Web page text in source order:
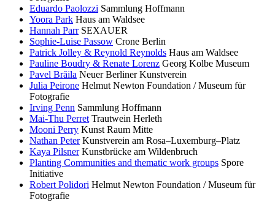
Eduardo Paolozzi Sammlung Hoffmann
Yoora Park Haus am Waldsee
Hannah Parr SEXAUER
Sophie-Luise Passow Crone Berlin
Patrick Jolley & Reynold Reynolds Haus am Waldsee
Pauline Boudry & Renate Lorenz Georg Kolbe Museum
Pavel Brăila Neuer Berliner Kunstverein
Julia Peirone Helmut Newton Foundation / Museum für
Fotografie
Irving Penn Sammlung Hoffmann
Mai-Thu Perret Trautwein Herleth
Mooni Perry Kunst Raum Mitte
Nathan Peter Kunstverein am Rosa–Luxemburg–Platz
Kaya Pilsner Kunstbrücke am Wildenbruch
Planting Communities and thematic work groups Spore
Initiative
Robert Polidori Helmut Newton Foundation / Museum für
Fotografie